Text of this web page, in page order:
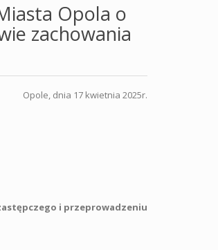
Opola o
zachowania
Opole, dnia 17 kwietnia 2025r.
i przeprowadzeniu